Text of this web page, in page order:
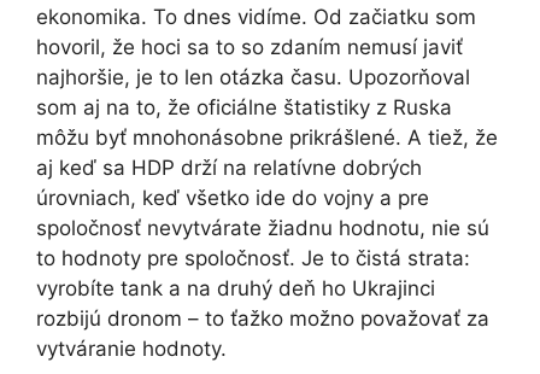
ekonomika. To dnes vidíme. Od začiatku som
hovoril, že hoci sa to so zdaním nemusí javiť
najhoršie, je to len otázka času. Upozorňoval
som aj na to, že oficiálne štatistiky z Ruska
môžu byť mnohonásobne prikrášlené. A tiež, že
aj keď sa HDP drží na relatívne dobrých
úrovniach, keď všetko ide do vojny a pre
spoločnosť nevytvárate žiadnu hodnotu, nie sú
to hodnoty pre spoločnosť. Je to čistá strata:
vyrobíte tank a na druhý deň ho Ukrajinci
rozbijú dronom – to ťažko možno považovať za
vytváranie hodnoty.